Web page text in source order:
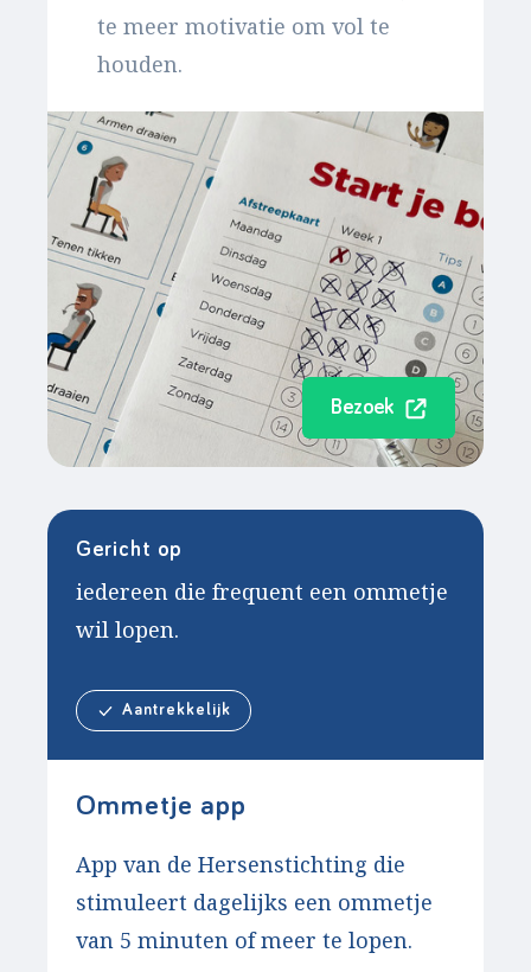
te meer motivatie om vol te
houden.
Bezoek
Gericht op
iedereen die frequent een ommetje
wil lopen.
Aantrekkelijk
Ommetje app
App van de Hersenstichting die
stimuleert dagelijks een ommetje
van 5 minuten of meer te lopen.